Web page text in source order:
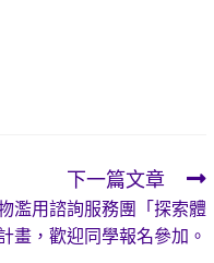
下一篇文章
濫用諮詢服務團「探索體
畫，歡迎同學報名參加。